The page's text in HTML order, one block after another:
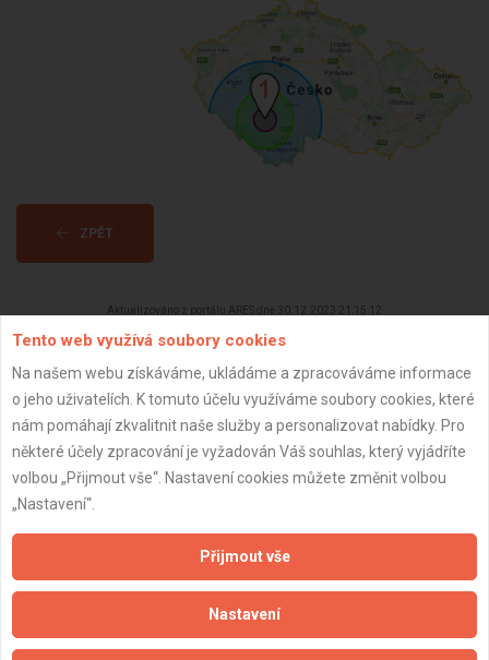
ZPĚT
Aktualizováno z portálu ARES dne 30.12.2023 21:15:12
Důležité informace
Naše firmy a řemeslníci
Zásady pro používání souborů cookie
Obchodní podmínky (zprostředkování)
Obchodní podmínky (rozpočtování)
Reference
Naše excelové tabulky online
Tento web využívá soubory cookies
Na našem webu získáváme, ukládáme a zpracováváme informace
o jeho uživatelích. K tomuto účelu využíváme soubory cookies, které
nám pomáhají zkvalitnit naše služby a personalizovat nabídky. Pro
některé účely zpracování je vyžadován Váš souhlas, který vyjádříte
volbou „Přijmout vše“. Nastavení cookies můžete změnit volbou
„Nastavení“.
Přijmout vše
Nastavení